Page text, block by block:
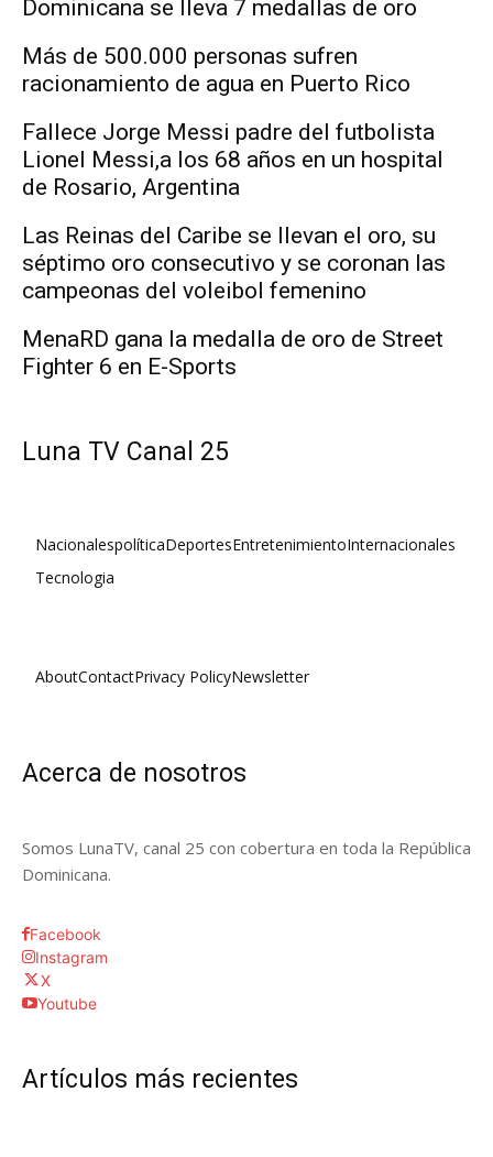
Dominicana se lleva 7 medallas de oro
Más de 500.000 personas sufren
racionamiento de agua en Puerto Rico
Fallece Jorge Messi padre del futbolista
Lionel Messi,a los 68 años en un hospital
de Rosario, Argentina
Las Reinas del Caribe se llevan el oro, su
séptimo oro consecutivo y se coronan las
campeonas del voleibol femenino
MenaRD gana la medalla de oro de Street
Fighter 6 en E-Sports
Luna TV Canal 25
NacionalespolíticaDeportesEntretenimientoInternacionales
Tecnologia
AboutContactPrivacy PolicyNewsletter
Acerca de nosotros
Somos LunaTV, canal 25 con cobertura en toda la República
Dominicana.
Facebook
Instagram
X
Youtube
Artículos más recientes